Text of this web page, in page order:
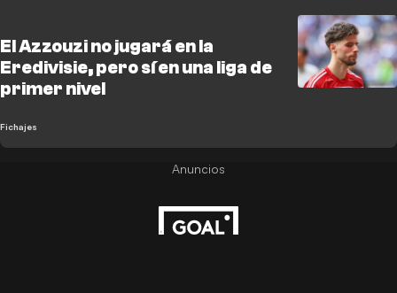
El Azzouzi no jugará en la
Eredivisie, pero sí en una liga de
primer nivel
Fichajes